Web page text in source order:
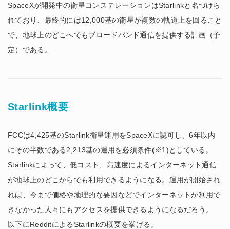
SpaceXが開発中の衛星コンステレーションはStarlinkと名づけら
れており、最終的には12,000基の衛星が複数の軌道上を回ること
で、地球上のどこへでもブロードバンド通信を提供する計画（予
定）である。
Starlink概要
FCCは4,425基のStarlink衛星運用をSpaceXに認可し、6年以内
にその半数である2,213基の運用を必須条件(※1)としている。
Starlinkによって、低コスト、高速度によるインターネット通信
が地球上のどこからでも利用できるようになる。運用が開始され
れば、今まで価格や地理的な要因などでインターネットが利用で
きなかった人々にもアクセスを提供できるようになるだろう。
以下にRedditによるStarlinkの概要を挙げる。